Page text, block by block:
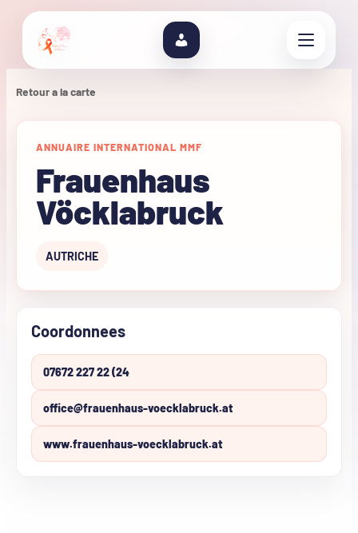
Retour a la carte
ANNUAIRE INTERNATIONAL MMF
Frauenhaus
Vöcklabruck
AUTRICHE
Coordonnees
07672 227 22 (24
office@frauenhaus-voecklabruck.at
www.frauenhaus-voecklabruck.at